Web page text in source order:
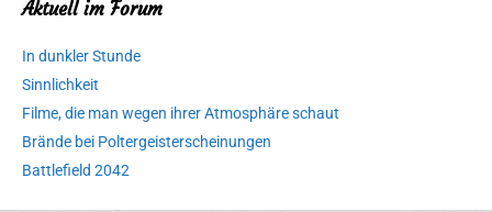
Aktuell im Forum
In dunkler Stunde
Sinnlichkeit
Filme, die man wegen ihrer Atmosphäre schaut
Brände bei Poltergeisterscheinungen
Battlefield 2042